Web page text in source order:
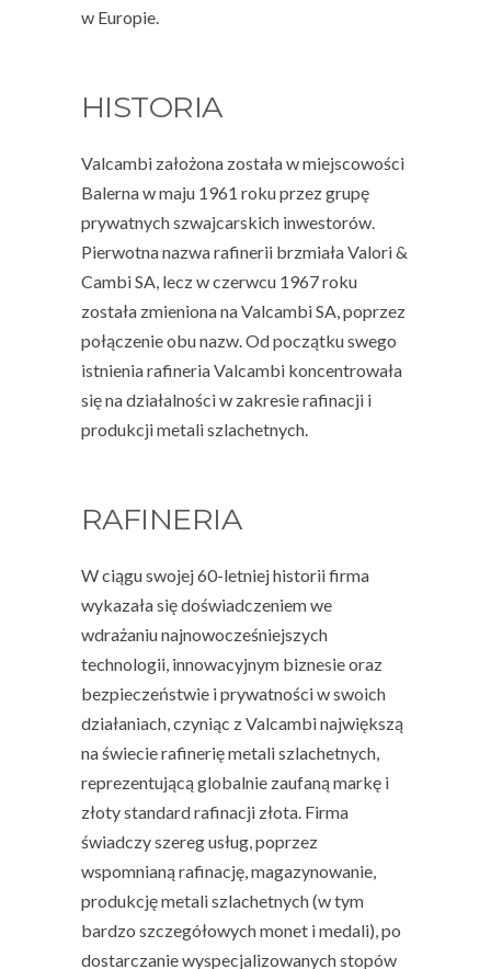
w Europie.
HISTORIA
Valcambi założona została w miejscowości
Balerna w maju 1961 roku przez grupę
prywatnych szwajcarskich inwestorów.
Pierwotna nazwa rafinerii brzmiała Valori &
Cambi SA, lecz w czerwcu 1967 roku
została zmieniona na Valcambi SA, poprzez
połączenie obu nazw. Od początku swego
istnienia rafineria Valcambi koncentrowała
się na działalności w zakresie rafinacji i
produkcji metali szlachetnych.
RAFINERIA
W ciągu swojej 60-letniej historii firma
wykazała się doświadczeniem we
wdrażaniu najnowocześniejszych
technologii, innowacyjnym biznesie oraz
bezpieczeństwie i prywatności w swoich
działaniach, czyniąc z Valcambi największą
na świecie rafinerię metali szlachetnych,
reprezentującą globalnie zaufaną markę i
złoty standard rafinacji złota. Firma
świadczy szereg usług, poprzez
wspomnianą rafinację, magazynowanie,
produkcję metali szlachetnych (w tym
bardzo szczegółowych monet i medali), po
dostarczanie wyspecjalizowanych stopów